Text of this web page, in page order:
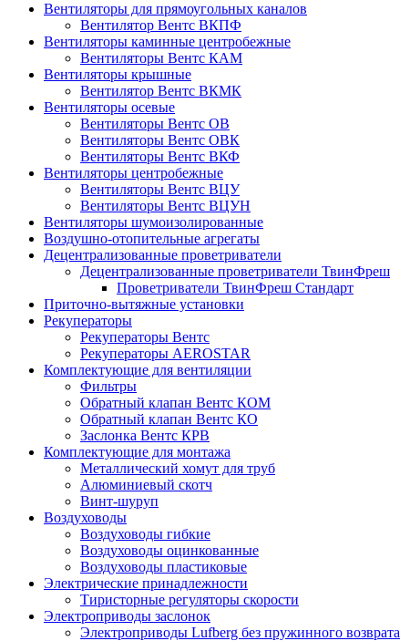
Вентиляторы для прямоугольных каналов
Вентилятор Вентс ВКПФ
Вентиляторы каминные центробежные
Вентиляторы Вентс КАМ
Вентиляторы крышные
Вентилятор Вентс ВКМК
Вентиляторы осевые
Вентиляторы Вентс ОВ
Вентиляторы Вентс ОВК
Вентиляторы Вентс ВКФ
Вентиляторы центробежные
Вентиляторы Вентс ВЦУ
Вентиляторы Вентс ВЦУН
Вентиляторы шумоизолированные
Воздушно-отопительные агрегаты
Децентрализованные проветриватели
Децентрализованные проветриватели ТвинФреш
Проветриватели ТвинФреш Стандарт
Приточно-вытяжные установки
Рекуператоры
Рекуператоры Вентс
Рекуператоры AEROSTAR
Комплектующие для вентиляции
Фильтры
Обратный клапан Вентс КОМ
Обратный клапан Вентс КО
Заслонка Вентс КРВ
Комплектующие для монтажа
Металлический хомут для труб
Алюминиевый скотч
Винт-шуруп
Воздуховоды
Воздуховоды гибкие
Воздуховоды оцинкованные
Воздуховоды пластиковые
Электрические принадлежности
Тиристорные регуляторы скорости
Электроприводы заслонок
Электроприводы Lufberg без пружинного возврата